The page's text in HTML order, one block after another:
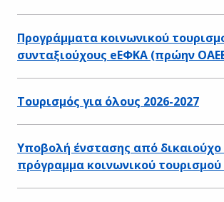
Προγράμματα κοινωνικού
συνταξιούχους eΕΦΚΑ (πρώην
Τουρισμός για όλους 2026-2027
Υποβολή ένστασης από δικαιούχο
πρόγραμμα κοινωνικού